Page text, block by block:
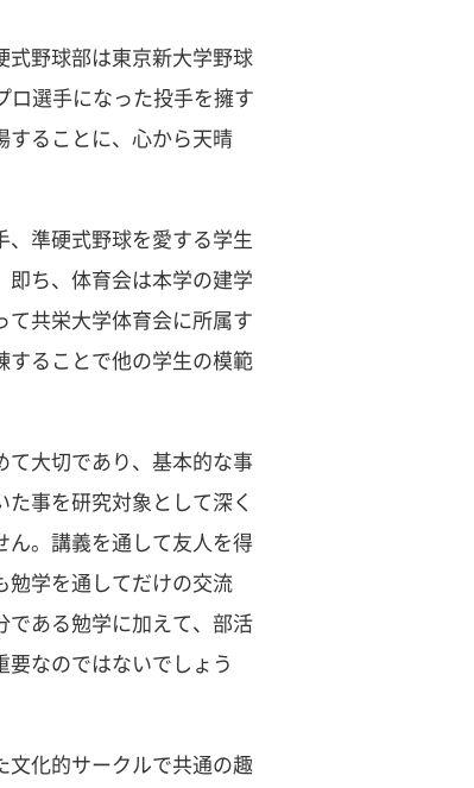
野球部は東京新大学野球
ロ選手になった投手を擁す
することに、心から天晴
準硬式野球を愛する学生
ち、体育会は本学の建学
共栄大学体育会に所属す
することで他の学生の模範
大切であり、基本的な事
事を研究対象として深く
。講義を通して友人を得
勉学を通してだけの交流
である勉学に加えて、部活
なのではないでしょう
文化的サークルで共通の趣